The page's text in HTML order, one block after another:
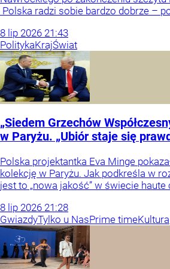
Polska radzi sobie bardzo dobrze –
8 lip 2026 21:43
PolitykaKrajŚwiat
„Siedem Grzechów
w Paryżu. „Ubiór staje się
Polska projektantka Eva Minge
kolekcję w Paryżu. Jak podkreśla w
jest to „nowa jakość” w świecie haute
8 lip 2026 21:28
GwiazdyTylko u NasPrime timeKultura